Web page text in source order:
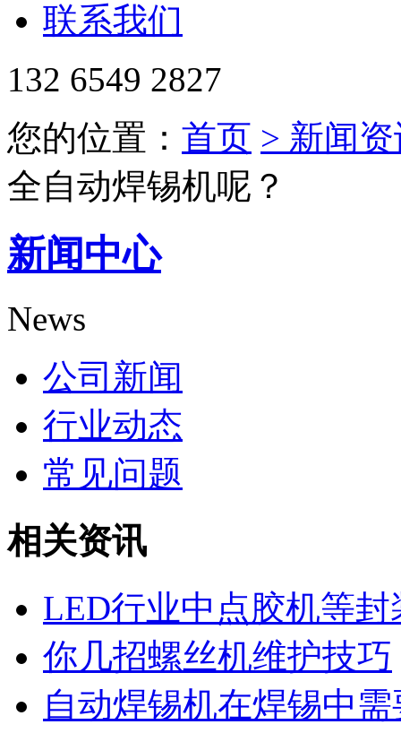
联系我们
132 6549 2827
您的位置： 首页 > 新闻
全自动焊锡机呢？
新闻中心
News
公司新闻
行业动态
常见问题
相关资讯
LED行业中点胶机等
你几招螺丝机维护技巧
自动焊锡机在焊锡中